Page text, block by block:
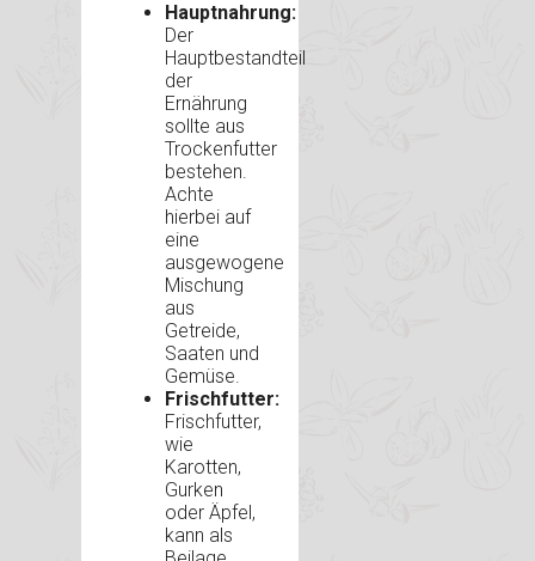
Hauptnahrung:
Der
Hauptbestandteil
der
Ernährung
sollte aus
Trockenfutter
bestehen.
Achte
hierbei auf
eine
ausgewogene
Mischung
aus
Getreide,
Saaten und
Gemüse.
Frischfutter:
Frischfutter,
wie
Karotten,
Gurken
oder Äpfel,
kann als